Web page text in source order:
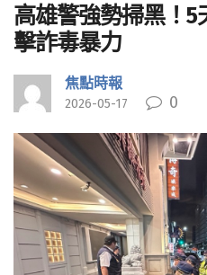
高雄警強勢掃黑！5
擊詐毒暴力
焦點時報
2026-05-17 0